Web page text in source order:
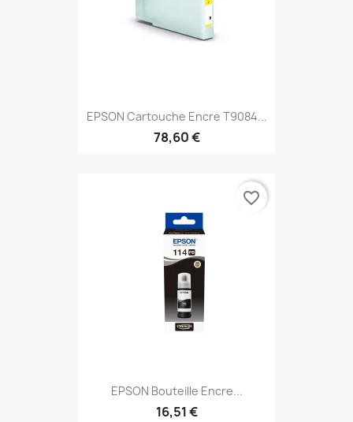
EPSON Cartouche Encre T9084...
78,60 €
EPSON Bouteille Encre...
16,51 €
favorite_border